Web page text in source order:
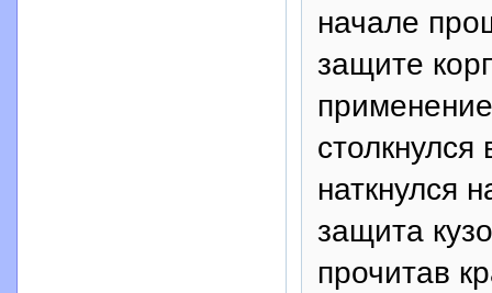
начале
защите
наткнулся
защита
прочитав